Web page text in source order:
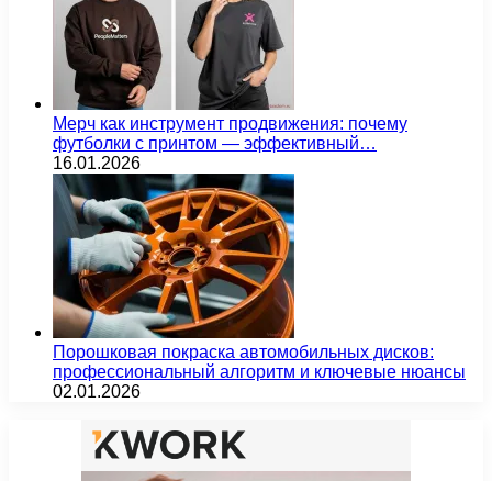
Мерч как инструмент продвижения: почему
футболки с принтом — эффективный…
16.01.2026
Порошковая покраска автомобильных дисков:
профессиональный алгоритм и ключевые нюансы
02.01.2026